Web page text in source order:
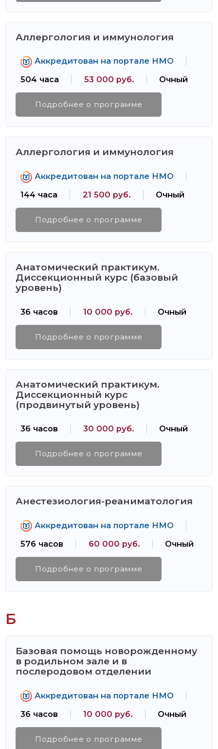
Аллергология и иммунология
Аккредитован на портале НМО
504 часа
53 000 руб. Очный
Подробнее о программе
Аллергология и иммунология
Аккредитован на портале НМО
144 часа
21 500 руб. Очный
Подробнее о программе
Анатомический практикум.
Диссекционный курс (базовый
уровень)
36 часов 10 000 руб. Очный
Подробнее о программе
Анатомический практикум.
Диссекционный курс
(продвинутый уровень)
36 часов 30 000 руб. Очный
Подробнее о программе
Анестезиология-реаниматология
Аккредитован на портале НМО
576 часов
60 000 руб. Очный
Подробнее о программе
Б
Базовая помощь новорожденному
в родильном зале и в
послеродовом отделении
Аккредитован на портале НМО
36 часов
10 000 руб. Очный
Подробнее о программе